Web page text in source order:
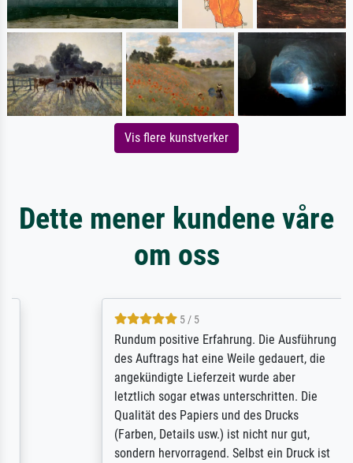
Vis flere kunstverker
Dette mener kundene våre
om oss
5 / 5
Rundum positive Erfahrung. Die Ausführung
des Auftrags hat eine Weile gedauert, die
angekündigte Lieferzeit wurde aber
letztlich sogar etwas unterschritten. Die
Qualität des Papiers und des Drucks
(Farben, Details usw.) ist nicht nur gut,
sondern hervorragend. Selbst ein Druck ist